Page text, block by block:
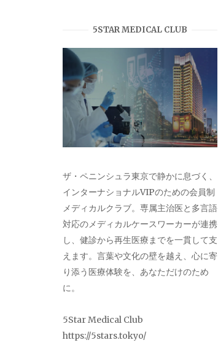
5STAR MEDICAL CLUB
ザ・ペニンシュラ東京で静かに息づく、
インターナショナルVIPのための会員制
メディカルクラブ。専属主治医と多言語
対応のメディカルケースワーカーが連携
し、健診から再生医療までを一貫して支
えます。言葉や文化の壁を越え、心に寄
り添う医療体験を、あなただけのため
に。
5Star Medical Club
https://5stars.tokyo/